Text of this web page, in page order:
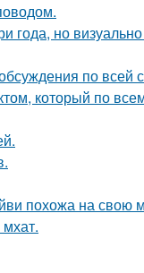
года, но
по всей
который по
похожа на свою